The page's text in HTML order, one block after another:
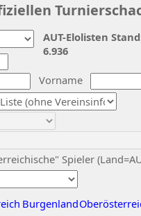
Vorname
Spieler
Burgenland
AUT-Elolisten
6.936